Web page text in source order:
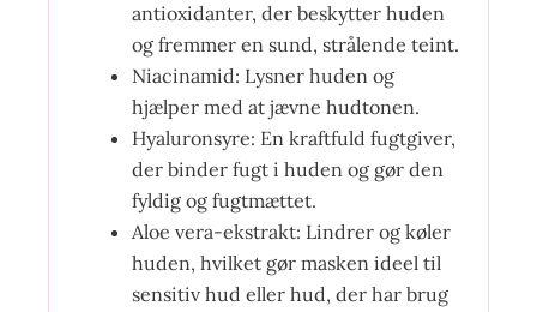
antioxidanter, der beskytter huden
og fremmer en sund, strålende teint.
Niacinamid: Lysner huden og
hjælper med at jævne hudtonen.
Hyaluronsyre: En kraftfuld fugtgiver,
der binder fugt i huden og gør den
fyldig og fugtmættet.
Aloe vera-ekstrakt: Lindrer og køler
huden, hvilket gør masken ideel til
sensitiv hud eller hud, der har brug